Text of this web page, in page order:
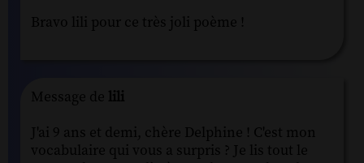
Bravo lili pour ce très joli poème !
Message de lili
J'ai 9 ans et demi, chère Delphine ! C'est mon
vocabulaire qui vous a surpris ? Je lis tout le